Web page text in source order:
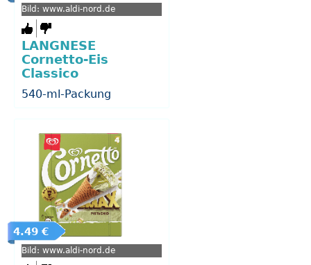
Bild: www.aldi-nord.de
LANGNESE
Cornetto-Eis
Classico
540-ml-Packung
4.49 €
Bild: www.aldi-nord.de